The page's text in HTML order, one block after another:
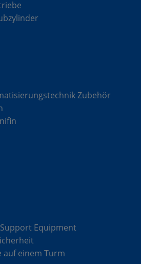
Zubehör
Equipment
auf einem Turm